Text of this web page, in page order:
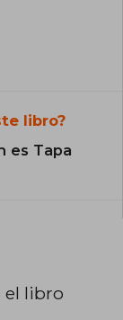
libro?
es Tapa
el libro